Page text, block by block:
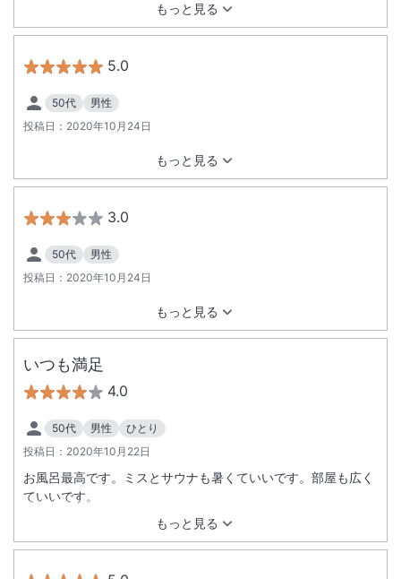
もっと見る
5.0
50代
男性
投稿日： 2020年10月24日
もっと見る
3.0
50代
男性
投稿日： 2020年10月24日
もっと見る
いつも満足
4.0
50代 男性
ひとり
投稿日： 2020年10月22日
もっと見る
お風呂最高です。ミスとサウナも暑くていいです。部屋も広く
ていいです。